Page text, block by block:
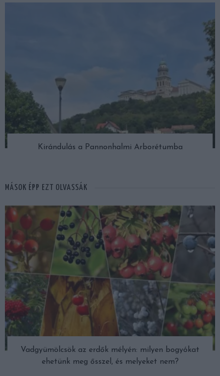
Kirándulás a Pannonhalmi Arborétumba
MÁSOK ÉPP EZT OLVASSÁK
Vadgyümölcsök az erdők mélyén: milyen bogyókat
ehetünk meg ősszel, és melyeket nem?